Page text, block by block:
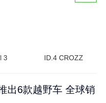
3 ID.4 CROZZ
出6款越野车 全球销